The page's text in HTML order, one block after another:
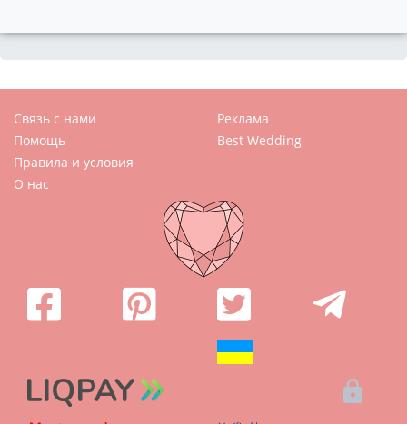
Связь с нами
Помощь
Правила и условия
О нас
Реклама
Best Wedding